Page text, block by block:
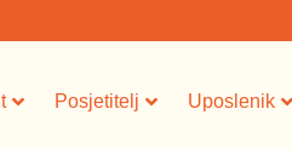
Posjetitelj Uposlenik